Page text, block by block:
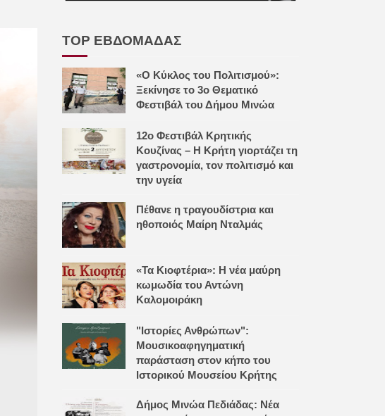
TOP ΕΒΔΟΜΑΔΑΣ
«Ο Κύκλος του Πολιτισμού»:
Ξεκίνησε το 3ο Θεματικό
Φεστιβάλ του Δήμου Μινώα
12ο Φεστιβάλ Κρητικής
Κουζίνας – Η Κρήτη γιορτάζει τη
γαστρονομία, τον πολιτισμό και
την υγεία
Πέθανε η τραγουδίστρια και
ηθοποιός Μαίρη Νταλμάς
«Τα Κιοφτέρια»: Η νέα μαύρη
κωμωδία του Αντώνη
Καλομοιράκη
"Ιστορίες Ανθρώπων":
Μουσικοαφηγηματική
παράσταση στον κήπο του
Ιστορικού Μουσείου Κρήτης
Δήμος Μινώα Πεδιάδας: Νέα